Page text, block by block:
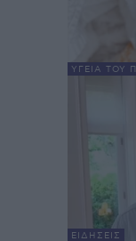
ΥΓΕΊΑ ΤΟΥ
ΕΙΔΉΣΕΙΣ